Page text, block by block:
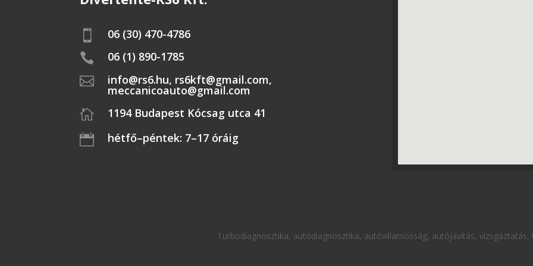
 06 (30) 470-4786
 06 (1) 890-1785
 info@rs6.hu, rs6kft@gmail.com,
meccanicoauto@gmail.com
 1194 Budapest Kócsag utca 41
 hétfő–péntek: 7–17 óráig
Turbodiagnosztika, autódiagnosztika, autóvillamosság, autójavítás,